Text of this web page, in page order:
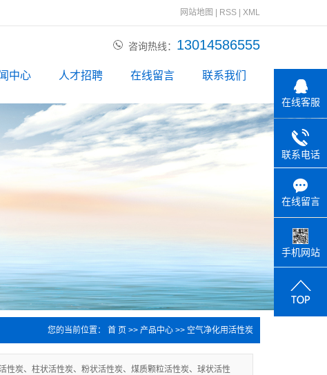
网站地图 RSS XML
咨询热线： 13014586555
中心
动态
业资讯
问题
人才招聘 在线留言 联系我们
您的当前位置： 首 页 >> 产品中心 >> 空气净化用活性炭
炭、柱状活性炭、粉状活性炭、煤质颗粒活性炭、球状活性
在线客服
联系电话
在线留言
手机网站